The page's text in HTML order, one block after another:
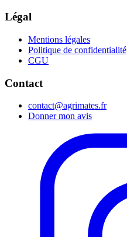
Légal
Mentions légales
Politique de confidentialité
CGU
Contact
contact@agrimates.fr
Donner mon avis